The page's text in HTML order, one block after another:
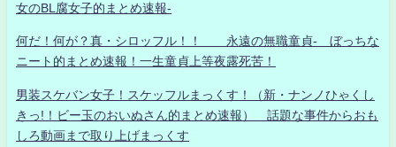
女のBL腐女子的まとめ速報-
何だ！何が？真・シロッフル！！ 永遠の無職童貞- ぼっちな
ニート的まとめ速報！一生童貞上等夜露死苦！
男装スケバン女子！スケッフルまっくす！（新・ナンノひゃくし
きっ!！ビー玉のおいぬさん的まとめ速報） 話題な事件からおも
しろ動画まで取り上げまっくす